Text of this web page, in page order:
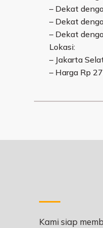
– Dekat
– Dekat
– Dekat
Lokasi:
– Jakarta
– Harga Rp
Kami siap